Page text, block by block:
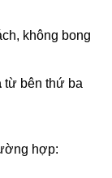
không bong
từ bên thứ ba
hợp: